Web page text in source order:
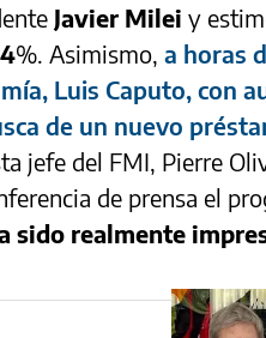
Javier Milei y
%. Asimismo, a horas
Luis Caputo, con
de un nuevo
jefe del FMI, Pierre
de prensa el
sido realmente